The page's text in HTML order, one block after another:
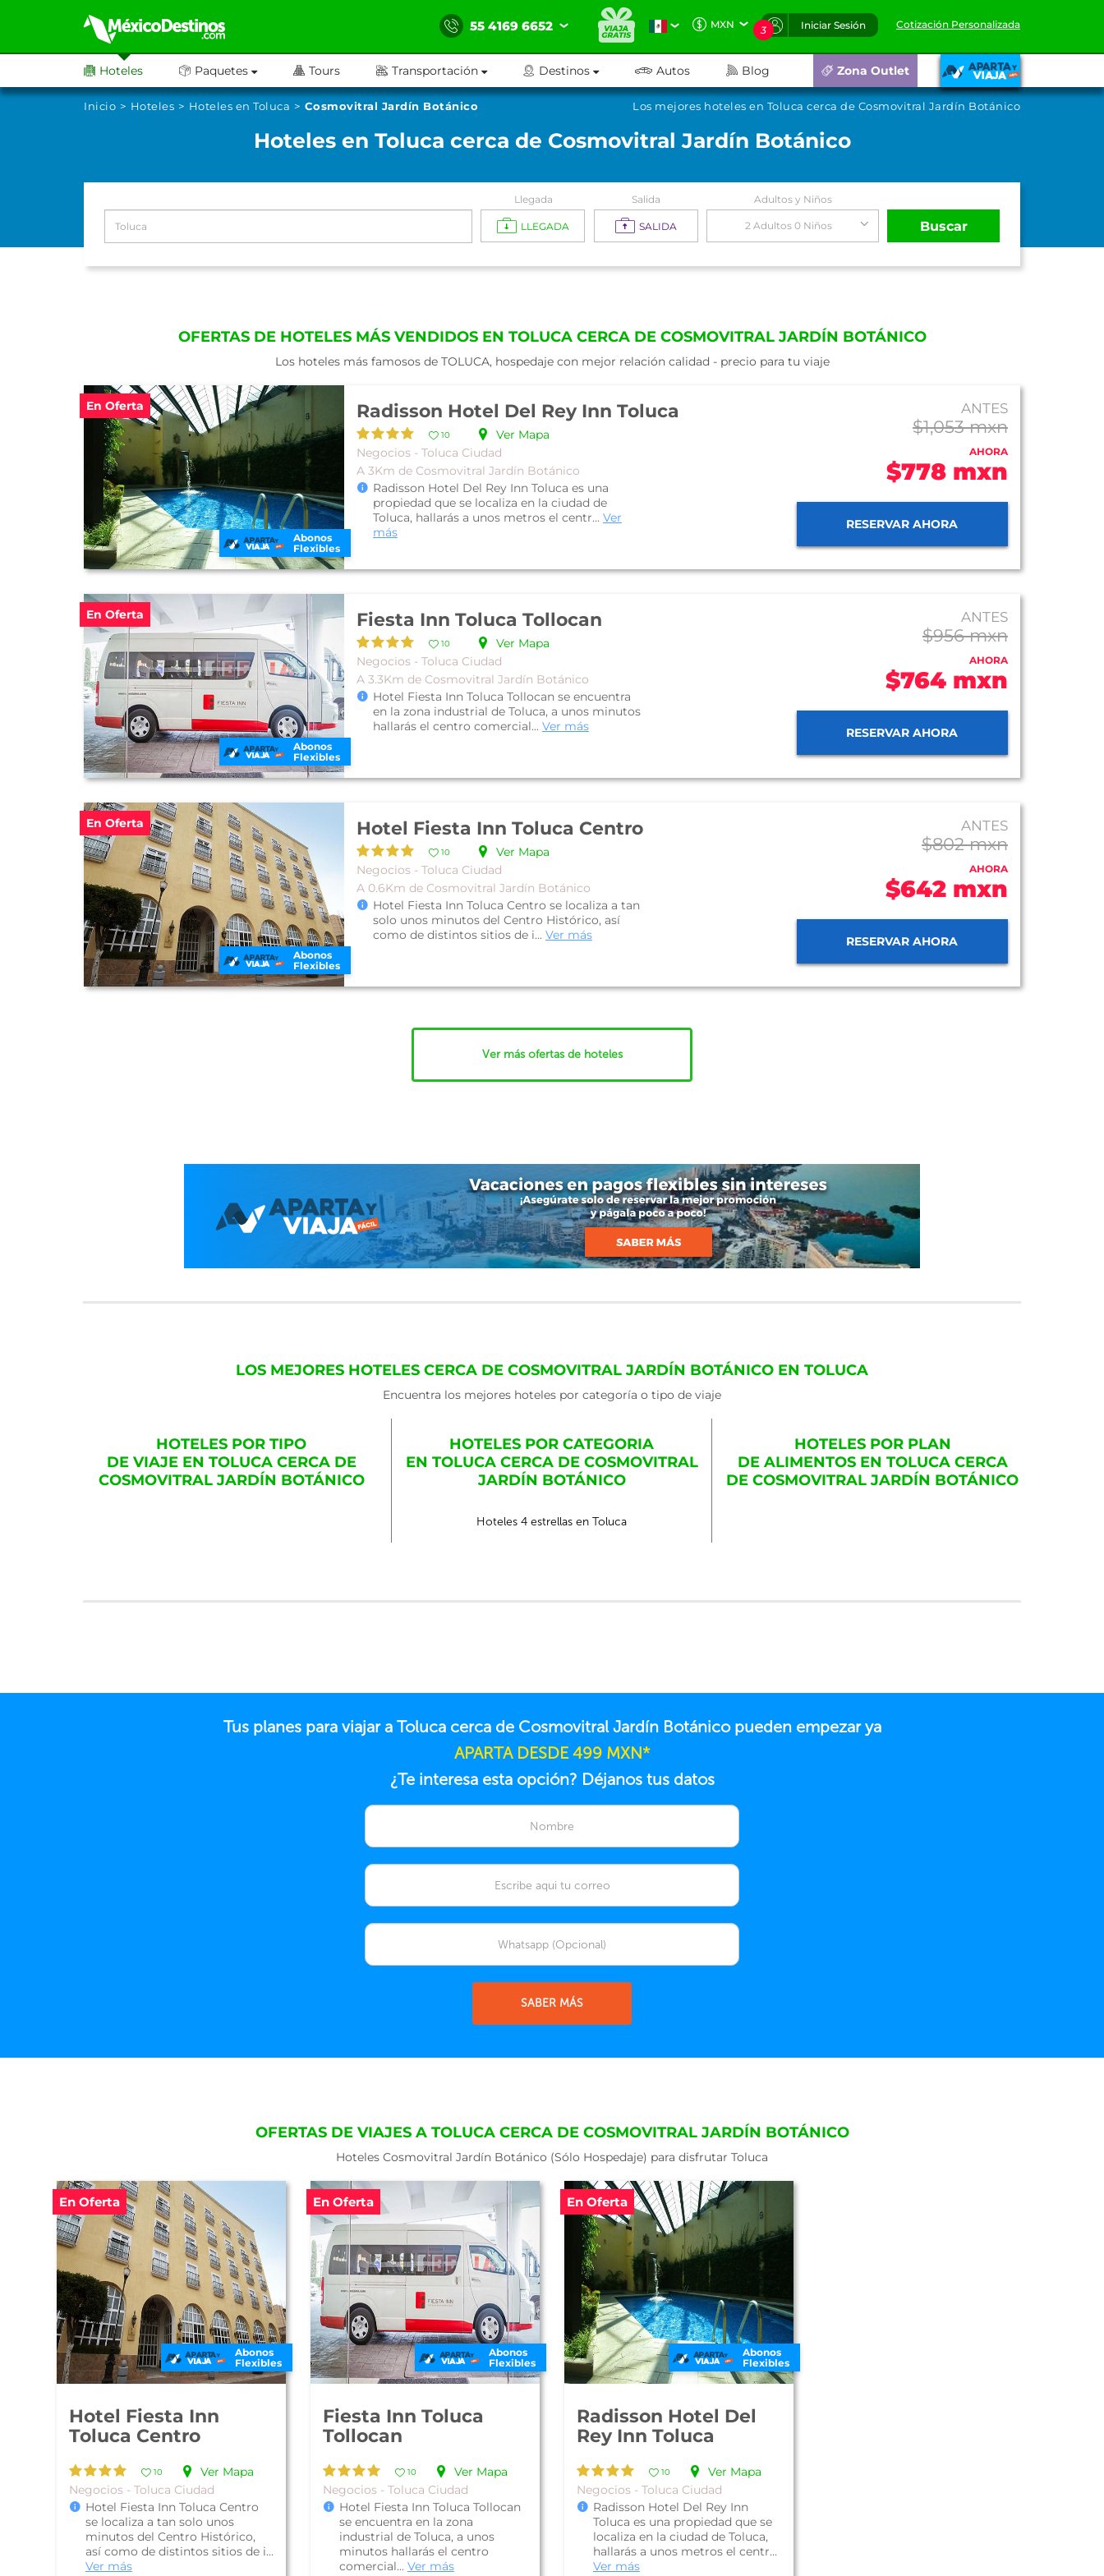
55 4169 6652 MXN 3 Iniciar Sesión Cotización Personalizada
Hoteles Paquetes Tours Transportación Destinos Autos Blog Zona Outlet
Inicio Hoteles Hoteles en Toluca Cosmovitral Jardín Botánico Los mejores hoteles en Toluca cerca de Cosmovitral Jardín Botánico
Hoteles en Toluca cerca de Cosmovitral Jardín Botánico
Llegada
LLEGADA
Salida
SALIDA
Adultos y Niños
2 Adultos 0 Niños Buscar
OFERTAS DE HOTELES MÁS VENDIDOS EN TOLUCA CERCA DE COSMOVITRAL JARDÍN BOTÁNICO
Los hoteles más famosos de TOLUCA, hospedaje con mejor relación calidad - precio para tu viaje
En Oferta
Abonos
Flexibles
Radisson Hotel Del Rey Inn Toluca
10
Ver Mapa
Negocios - Toluca Ciudad
A 3Km de Cosmovitral Jardín Botánico
Radisson Hotel Del Rey Inn Toluca es una
propiedad que se localiza en la ciudad de
Toluca, hallarás a unos metros el centr... Ver
más
ANTES
$1,053 mxn
AHORA
$778 mxn
RESERVAR AHORA
En Oferta
Abonos
Flexibles
Fiesta Inn Toluca Tollocan
10
Ver Mapa
Negocios - Toluca Ciudad
A 3.3Km de Cosmovitral Jardín Botánico
Hotel Fiesta Inn Toluca Tollocan se encuentra
en la zona industrial de Toluca, a unos minutos
hallarás el centro comercial... Ver más
ANTES
$956 mxn
AHORA
$764 mxn
RESERVAR AHORA
En Oferta
Abonos
Flexibles
Hotel Fiesta Inn Toluca Centro
10
Ver Mapa
Negocios - Toluca Ciudad
A 0.6Km de Cosmovitral Jardín Botánico
Hotel Fiesta Inn Toluca Centro se localiza a tan
solo unos minutos del Centro Histórico, así
como de distintos sitios de i... Ver más
ANTES
$802 mxn
AHORA
$642 mxn
RESERVAR AHORA
Ver más ofertas de hoteles
LOS MEJORES HOTELES CERCA DE COSMOVITRAL JARDÍN BOTÁNICO EN TOLUCA
Encuentra los mejores hoteles por categoría o tipo de viaje
HOTELES POR TIPO
DE VIAJE EN TOLUCA CERCA DE
COSMOVITRAL JARDÍN BOTÁNICO
HOTELES POR CATEGORIA
EN TOLUCA CERCA DE COSMOVITRAL
JARDÍN BOTÁNICO
Hoteles 4 estrellas en Toluca
HOTELES POR PLAN
DE ALIMENTOS EN TOLUCA CERCA
DE COSMOVITRAL JARDÍN BOTÁNICO
Tus planes para viajar a Toluca cerca de Cosmovitral Jardín Botánico pueden empezar ya
APARTA DESDE 499 MXN*
¿Te interesa esta opción? Déjanos tus datos
SABER MÁS
OFERTAS DE VIAJES A TOLUCA CERCA DE COSMOVITRAL JARDÍN BOTÁNICO
Hoteles Cosmovitral Jardín Botánico (Sólo Hospedaje) para disfrutar Toluca
En Oferta
Abonos
Flexibles
Hotel Fiesta Inn
Toluca Centro
10
Ver Mapa
Negocios - Toluca Ciudad
Hotel Fiesta Inn Toluca Centro
se localiza a tan solo unos
minutos del Centro Histórico,
así como de distintos sitios de i...
Ver más
En Oferta
Abonos
Flexibles
Fiesta Inn Toluca
Tollocan
10
Ver Mapa
Negocios - Toluca Ciudad
Hotel Fiesta Inn Toluca Tollocan
se encuentra en la zona
industrial de Toluca, a unos
minutos hallarás el centro
comercial... Ver más
En Oferta
Abonos
Flexibles
Radisson Hotel Del
Rey Inn Toluca
10
Ver Mapa
Negocios - Toluca Ciudad
Radisson Hotel Del Rey Inn
Toluca es una propiedad que se
localiza en la ciudad de Toluca,
hallarás a unos metros el centr...
Ver más